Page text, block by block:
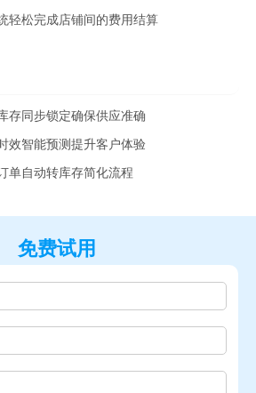
轻松完成店铺间的费用结算
存同步锁定确保供应准确
效智能预测提升客户体验
单自动转库存简化流程
免费试用